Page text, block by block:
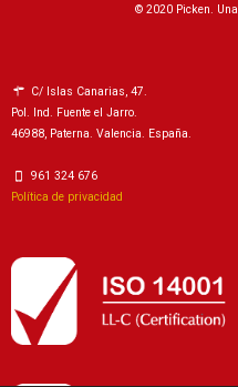
© 2020 Picken.
C/ Islas Canarias, 47.
Pol. Ind. Fuente el Jarro.
46988, Paterna. Valencia. España.
961 324 676
Política de privacidad